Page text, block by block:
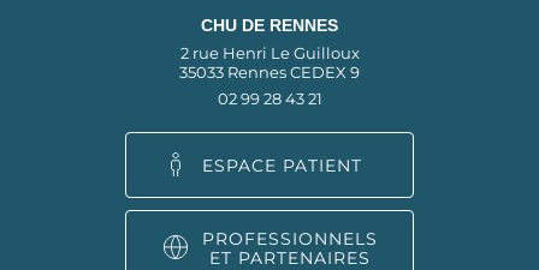
CHU DE RENNES
2 rue Henri Le Guilloux
35033 Rennes CEDEX 9
02 99 28 43 21
ESPACE PATIENT
PROFESSIONNELS
ET PARTENAIRES